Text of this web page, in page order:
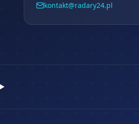
kontakt@radary24.pl